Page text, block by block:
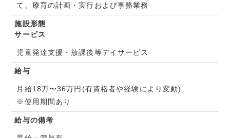
て、療育の計画・実行および事務業務
施設形態
サービス
児童発達支援・放課後等デイサービス
給与
月給18万〜36万円(有資格者や経験により変動)
※使用期間あり
給与の備考